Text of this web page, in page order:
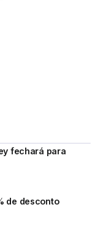
fechará para
de desconto